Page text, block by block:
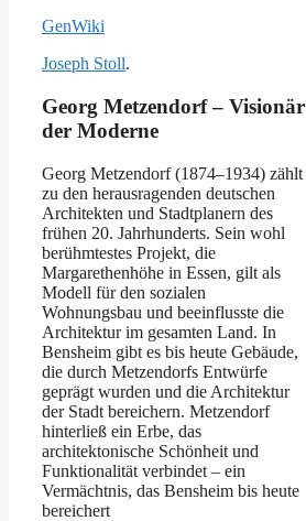
GenWiki
Joseph Stoll.
Georg Metzendorf – Visionär
der Moderne
Georg Metzendorf (1874–1934) zählt
zu den herausragenden deutschen
Architekten und Stadtplanern des
frühen 20. Jahrhunderts. Sein wohl
berühmtestes Projekt, die
Margarethenhöhe in Essen, gilt als
Modell für den sozialen
Wohnungsbau und beeinflusste die
Architektur im gesamten Land. In
Bensheim gibt es bis heute Gebäude,
die durch Metzendorfs Entwürfe
geprägt wurden und die Architektur
der Stadt bereichern. Metzendorf
hinterließ ein Erbe, das
architektonische Schönheit und
Funktionalität verbindet – ein
Vermächtnis, das Bensheim bis heute
bereichert​